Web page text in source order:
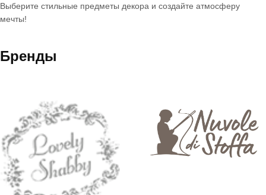
Выберите стильные предметы декора и создайте атмосферу
мечты!
Бренды